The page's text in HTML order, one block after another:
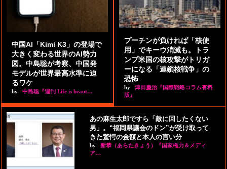
中国AI「Kimi K3」の登場で
大きく変わる世界のAI勢力
図。中島聡が考察、中国発
モデルが世界最高水準に迫
るワケ
by 中島聡『週刊 Life is beaut…
プーチンが負ければ「核使
用」でキーウ消滅も。トラ
ンプ米国の核攻撃がトリガ
ーになる「連鎖核戦争」の
恐怖
by
津田慶治『国際戦略コラム有料
版』
あの麻生太郎ですら「敵に回したくない
男」。“福岡県議会のドン”が受け取って
きた驚愕の金額と本人の言い分
by
新恭（あらたきょう）『国家権力＆メディ
ア…